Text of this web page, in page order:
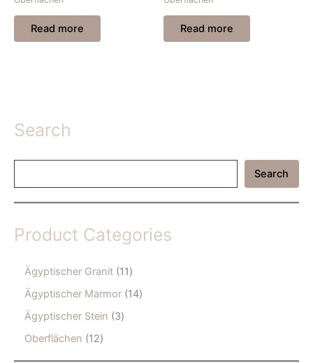
Read more Read more
Search
r
h
Search
Product Categories
Ägyptischer Granit 111
p
u
Ägyptischer Marmor 141
Ägyptischer Stein 33
o
Oberflächen 121